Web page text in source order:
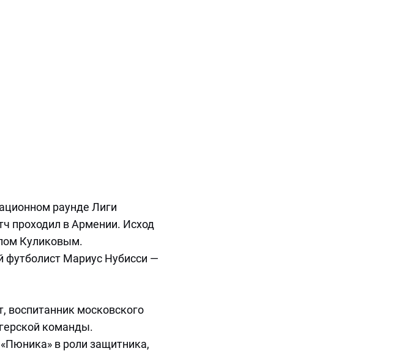
раунде Лиги
проходил в Армении. Исход
Куликовым.
футболист Мариус Нубисси —
воспитанник московского
команды.
в роли защитника,